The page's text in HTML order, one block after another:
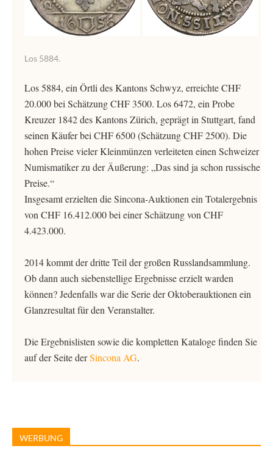
Los 5884.
Los 5884, ein Örtli des Kantons Schwyz, erreichte CHF
20.000 bei Schätzung CHF 3500. Los 6472, ein Probe
Kreuzer 1842 des Kantons Zürich, geprägt in Stuttgart, fand
seinen Käufer bei CHF 6500 (Schätzung CHF 2500). Die
hohen Preise vieler Kleinmünzen verleiteten einen Schweizer
Numismatiker zu der Äußerung: „Das sind ja schon russische
Preise.“
Insgesamt erzielten die Sincona-Auktionen ein Totalergebnis
von CHF 16.412.000 bei einer Schätzung von CHF
4.423.000.
2014 kommt der dritte Teil der großen Russlandsammlung.
Ob dann auch siebenstellige Ergebnisse erzielt warden
können? Jedenfalls war die Serie der Oktoberauktionen ein
Glanzresultat für den Veranstalter.
Die Ergebnislisten sowie die kompletten Kataloge finden Sie
auf der Seite derSincona AG.
WERBUNG